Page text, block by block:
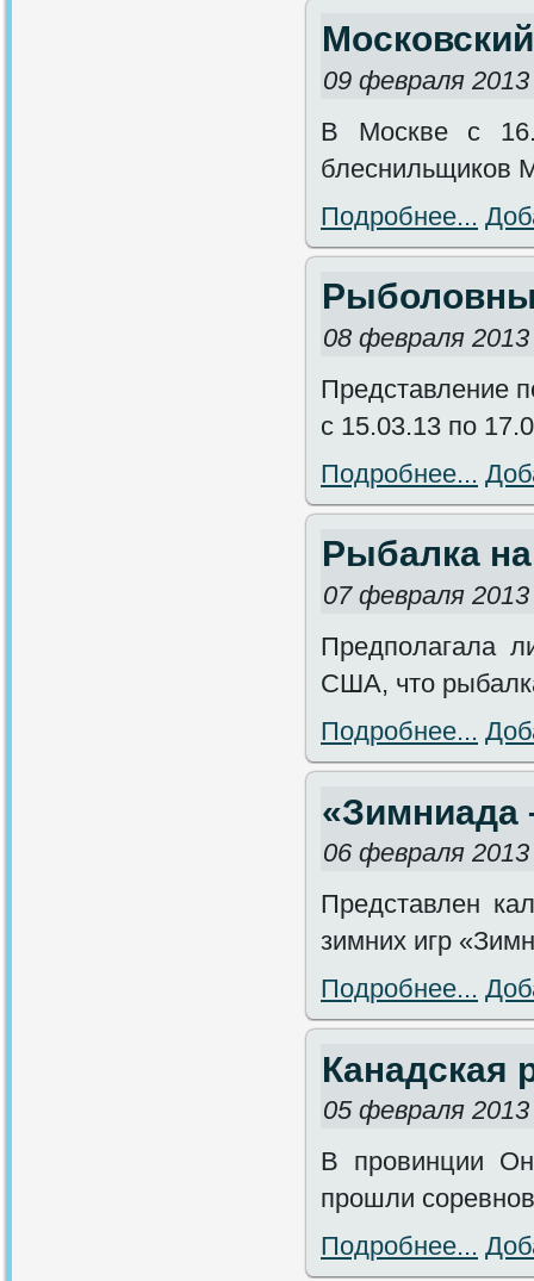
09 февраля 2013
В Москве с
блеснильщиков
Подробнее...
08 февраля 2013
Представление
с 15.03.13 по
Подробнее...
Рыбалка
07 февраля 2013
Предполагала
США, что
Подробнее...
«Зимниада
06 февраля 2013
Представлен
зимних игр
Подробнее...
Канадская
05 февраля 2013
В провинции
прошли
Подробнее...